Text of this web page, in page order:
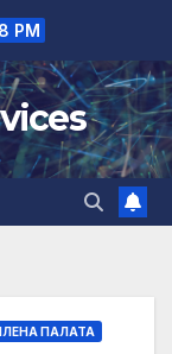
PM
ПАЛАТА